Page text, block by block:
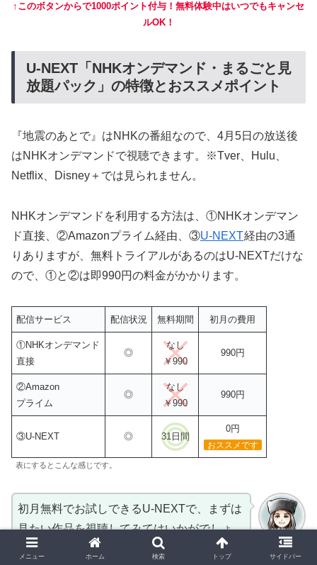
↑このボタンからで1000ポイント付与！無料体験中はいつでもキャンセ
ルOK！
U-NEXT「NHKオンデマンド・まるごと見
放題パック」の特徴とおススメポイント
『地震のあとで』はNHKの番組なので、4月5日の放送後
はNHKオンデマンドで視聴できます。※Tver、Hulu、
Netflix、Disney＋では見られません。
NHKオンデマンドを利用する方法は、①NHKオンデマン
ド直接、②Amazonプライム経由、③U-NEXT経由の3通
りありますが、無料トライアルがあるのはU-NEXTだけな
ので、①と②は即990円の料金がかかります。
配信サービス 配信状況 無料期間 初月の費用
①NHKオンデマンド
直接
◎
なし
￥990
990円
②Amazon
プライム
◎
なし
￥990
990円
③U-NEXT ◎ 31日間
0円
おススメです
表にするとこんな感じです。
いろは
初月無料でお試しできるU-NEXTで、まずは
見たい作品を視聴してみてはいかがでしょ
う。トライアル期間中に解約すれば、実質0
メニュー ホーム 検索 トップ サイドバー